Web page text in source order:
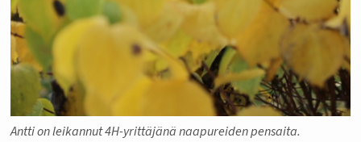
Antti on leikannut 4H-yrittäjänä naapureiden pensaita.